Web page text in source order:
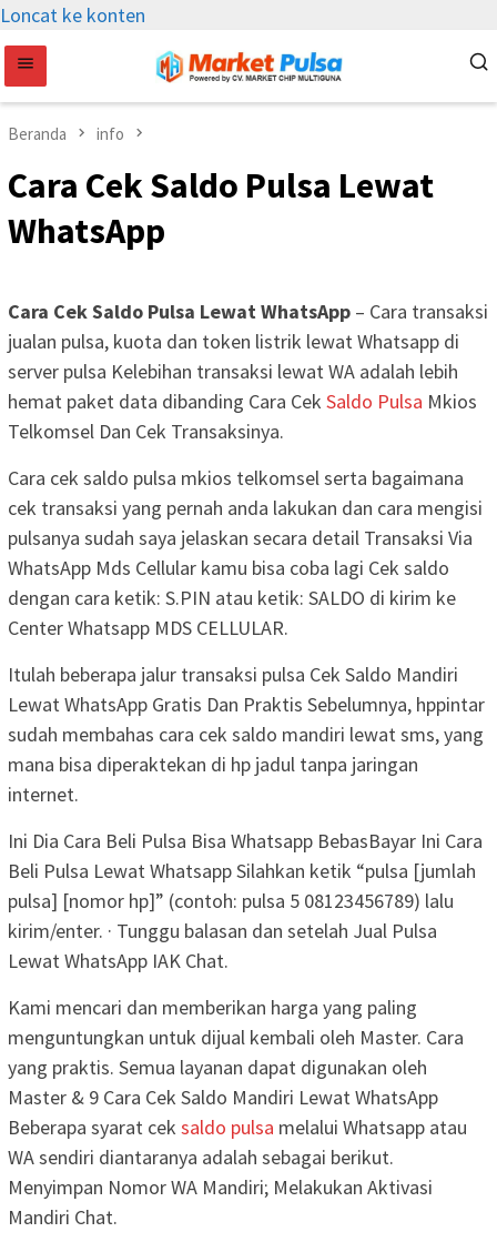
Loncat ke konten
Beranda info
Cara Cek Saldo Pulsa Lewat
WhatsApp
Cara Cek Saldo Pulsa Lewat WhatsApp – Cara transaksi
jualan pulsa, kuota dan token listrik lewat Whatsapp di
server pulsa Kelebihan transaksi lewat WA adalah lebih
hemat paket data dibanding Cara Cek Saldo Pulsa Mkios
Telkomsel Dan Cek Transaksinya.
Cara cek saldo pulsa mkios telkomsel serta bagaimana
cek transaksi yang pernah anda lakukan dan cara mengisi
pulsanya sudah saya jelaskan secara detail Transaksi Via
WhatsApp Mds Cellular kamu bisa coba lagi Cek saldo
dengan cara ketik: S.PIN atau ketik: SALDO di kirim ke
Center Whatsapp MDS CELLULAR.
Itulah beberapa jalur transaksi pulsa Cek Saldo Mandiri
Lewat WhatsApp Gratis Dan Praktis Sebelumnya, hppintar
sudah membahas cara cek saldo mandiri lewat sms, yang
mana bisa diperaktekan di hp jadul tanpa jaringan
internet.
Ini Dia Cara Beli Pulsa Bisa Whatsapp BebasBayar Ini Cara
Beli Pulsa Lewat Whatsapp Silahkan ketik “pulsa [jumlah
pulsa] [nomor hp]” (contoh: pulsa 5 08123456789) lalu
kirim/enter. · Tunggu balasan dan setelah Jual Pulsa
Lewat WhatsApp IAK Chat.
Kami mencari dan memberikan harga yang paling
menguntungkan untuk dijual kembali oleh Master. Cara
yang praktis. Semua layanan dapat digunakan oleh
Master & 9 Cara Cek Saldo Mandiri Lewat WhatsApp
Beberapa syarat cek saldo pulsa melalui Whatsapp atau
WA sendiri diantaranya adalah sebagai berikut.
Menyimpan Nomor WA Mandiri; Melakukan Aktivasi
Mandiri Chat.